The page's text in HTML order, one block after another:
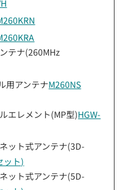
テナ(260MHz
用アンテナM260NS
エレメント(MP型)HGW-
ット式アンテナ(3D-
ット)
ット式アンテナ(5D-